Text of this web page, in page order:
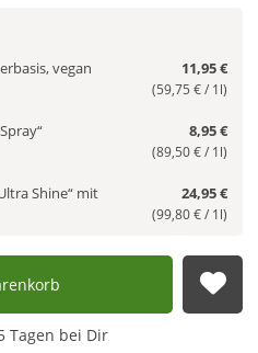
vegan 11,95 €
(59,75 € / 1l)
8,95 €
(89,50 € / 1l)
Shine“ mit
24,95 €
(99,80 € / 1l)
Tagen bei Dir